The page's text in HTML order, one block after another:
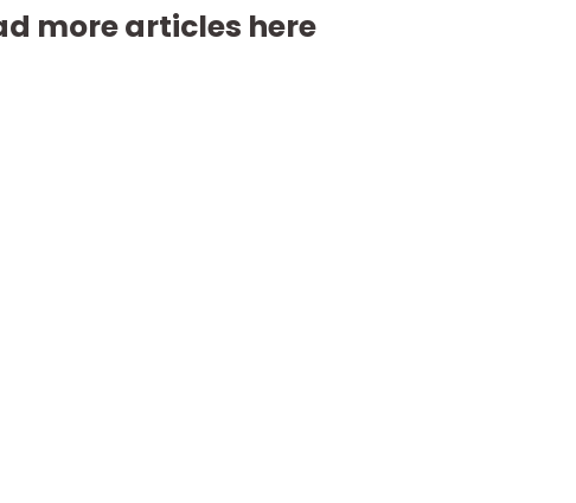
more articles here